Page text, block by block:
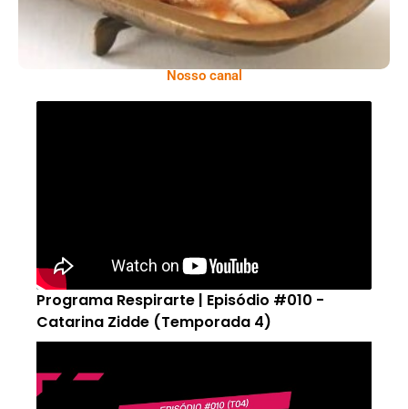
Nosso canal
Programa Respirarte | Episódio #010 -
Catarina Zidde (Temporada 4)